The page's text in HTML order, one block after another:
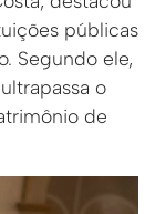
públicas
Segundo ele,
o
de